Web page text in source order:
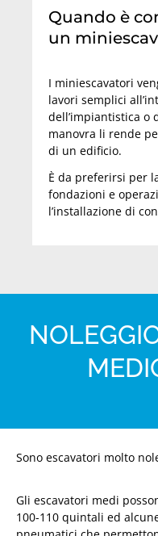
Quando è
un
I miniescavatori
lavori semplici
dell’impiantistica o
manovra li rende
di un edificio.
È da preferirsi per
fondazioni e
l’installazione di
Sono escavatori molto
Gli escavatori medi
100-110 quintali ed